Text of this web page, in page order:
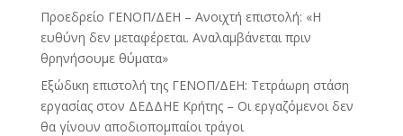
Προεδρείο ΓΕΝΟΠ/ΔΕΗ – Ανοιχτή επιστολή: «Η
ευθύνη δεν μεταφέρεται. Αναλαμβάνεται πριν
θρηνήσουμε θύματα»
Εξώδικη επιστολή της ΓΕΝΟΠ/ΔΕΗ: Τετράωρη στάση
εργασίας στον ΔΕΔΔΗΕ Κρήτης – Οι εργαζόμενοι δεν
θα γίνουν αποδιοπομπαίοι τράγοι